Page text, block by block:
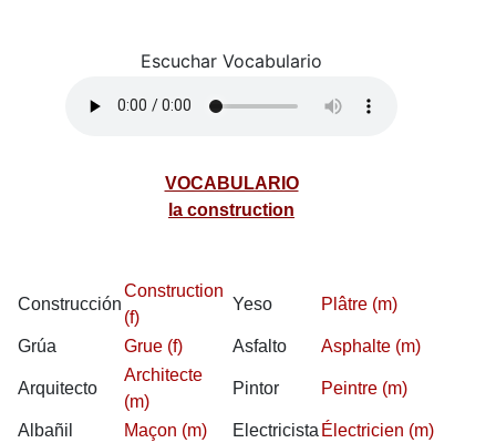
Escuchar Vocabulario
VOCABULARIO
la construction
Construcción
Construction
(f)
Yeso Plâtre (m)
Grúa Grue (f) Asfalto Asphalte (m)
Arquitecto
Architecte
(m)
Pintor Peintre (m)
Albañil Maçon (m) Electricista Électricien (m)